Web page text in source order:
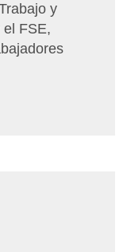
y
el FSE,